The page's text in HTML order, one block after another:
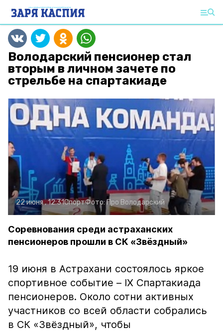
Володарский пенсионер стал
вторым в личном зачете по
стрельбе на спартакиаде
22 июня , 12:31СпортФото:Про Володарский
Соревнования среди астраханских
пенсионеров прошли в СК «Звёздный»
19 июня в Астрахани состоялось яркое
спортивное событие – IX Спартакиада
пенсионеров. Около сотни активных
участников со всей области собрались
в СК «Звёздный», чтобы